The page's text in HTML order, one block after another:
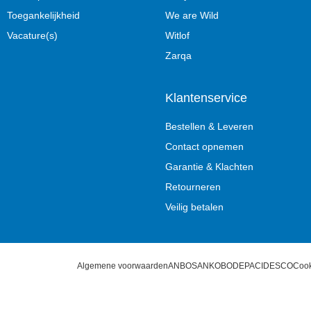
Toegankelijkheid
Vacature(s)
We are Wild
Witlof
Zarqa
Klantenservice
Bestellen & Leveren
Contact opnemen
Garantie & Klachten
Retourneren
Veilig betalen
Algemene voorwaardenANBOSANKOBODEPACIDESCO